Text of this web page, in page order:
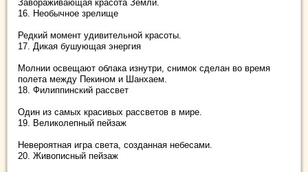
Завораживающая красота Земли.
16. Необычное зрелище
Редкий момент удивительной красоты.
17. Дикая бушующая энергия
Молнии освещают облака изнутри, снимок сделан во время
полета между Пекином и Шанхаем.
18. Филиппинский рассвет
Один из самых красивых рассветов в мире.
19. Великолепный пейзаж
Невероятная игра света, созданная небесами.
20. Живописный пейзаж